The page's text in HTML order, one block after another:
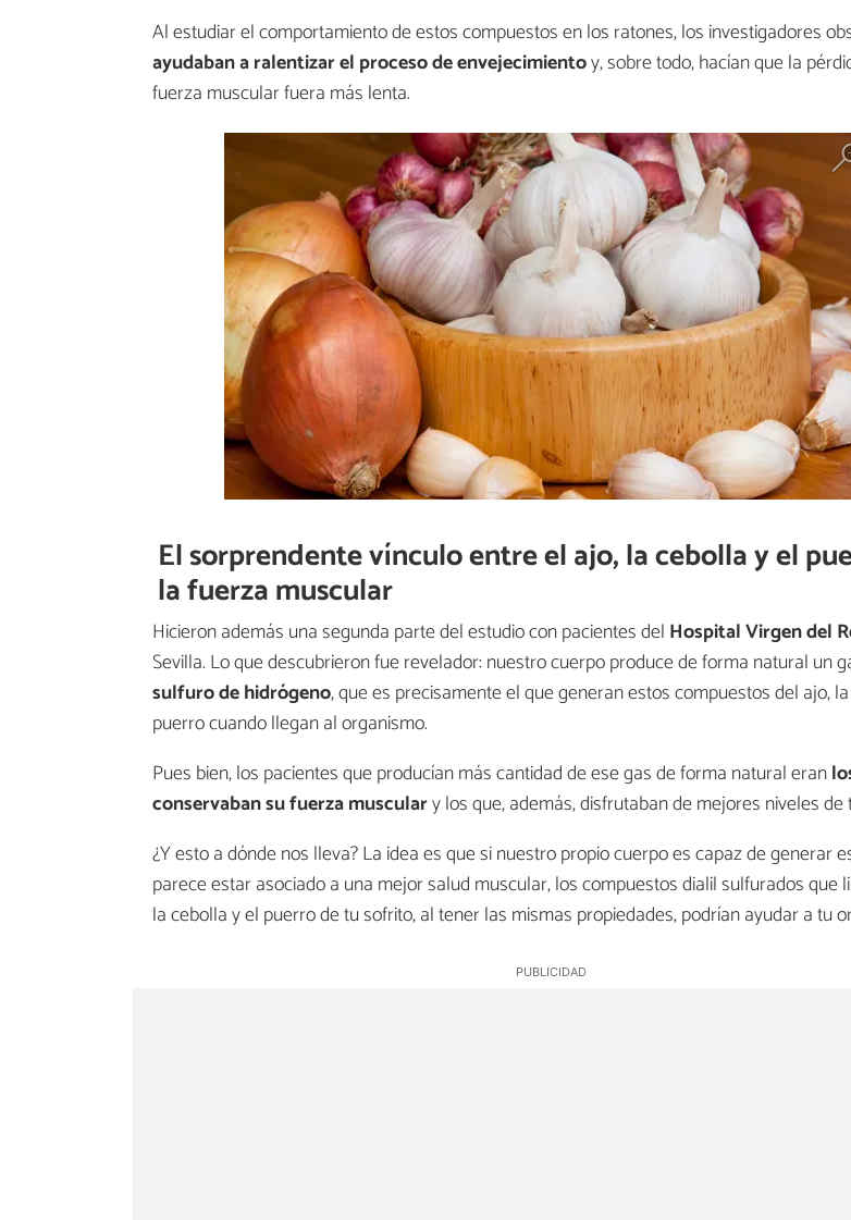
Al estudiar el comportamiento de estos compuestos en los ratones, los investigadores
ayudaban a ralentizar el proceso de envejecimientoy, sobre todo, hacían que la
fuerza muscular fuera más lenta.
El sorprendente vínculo entre el ajo, la cebolla y el
la fuerza muscular
Hicieron además una segunda parte del estudio con pacientes del Hospital Virgen del
Sevilla. Lo que descubrieron fue revelador: nuestro cuerpo produce de forma natural un
sulfuro de hidrógeno, que es precisamente el que generan estos compuestos del ajo,
puerro cuando llegan al organismo.
Pues bien, los pacientes que producían más cantidad de ese gas de forma natural eran
conservaban su fuerza musculary los que, además, disfrutaban de mejores niveles de
¿Y esto a dónde nos lleva? La idea es que si nuestro propio cuerpo es capaz de generar
parece estar asociado a una mejor salud muscular, los compuestos dialil sulfurados que
la cebolla y el puerro de tu sofrito, al tener las mismas propiedades, podrían ayudar a tu